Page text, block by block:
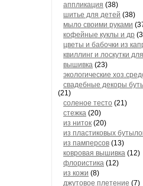
аппликация (38)
шитье для детей (38)
мыло своими руками
кофейные куклы и др
цветы и бабочки из
квиллинг и лоскутки
вышивка (23)
экологические
свадебные декоры
(21)
соленое тесто (21)
стежка (20)
из ниток (20)
из пластиковых
из памперсов (13)
ковровая вышивка (12)
флористика (12)
из кожи (8)
джутовое плетение (7)